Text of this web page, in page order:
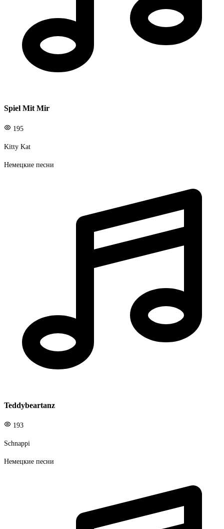
Spiel Mit Mir
195
Kitty Kat
Немецкие песни
Teddybeartanz
193
Schnappi
Немецкие песни